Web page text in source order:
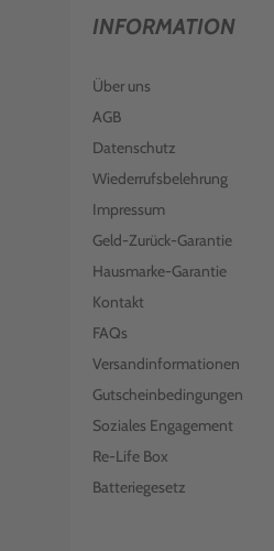
INFORMATION
Über uns
AGB
Datenschutz
Wiederrufsbelehrung
Impressum
Geld-Zurück-Garantie
Hausmarke-Garantie
Kontakt
FAQs
Versandinformationen
Gutscheinbedingungen
Soziales Engagement
Re-Life Box
Batteriegesetz